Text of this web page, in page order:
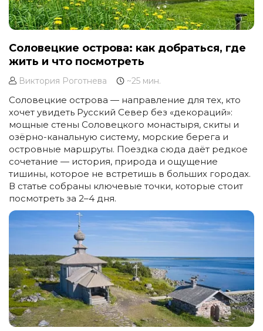
Соловецкие острова: как добраться, где
жить и что посмотреть
Виктория Роготнева ~25 мин.
Соловецкие острова — направление для тех, кто
хочет увидеть Русский Север без «декораций»:
мощные стены Соловецкого монастыря, скиты и
озёрно-канальную систему, морские берега и
островные маршруты. Поездка сюда даёт редкое
сочетание — история, природа и ощущение
тишины, которое не встретишь в больших городах.
В статье собраны ключевые точки, которые стоит
посмотреть за 2–4 дня.